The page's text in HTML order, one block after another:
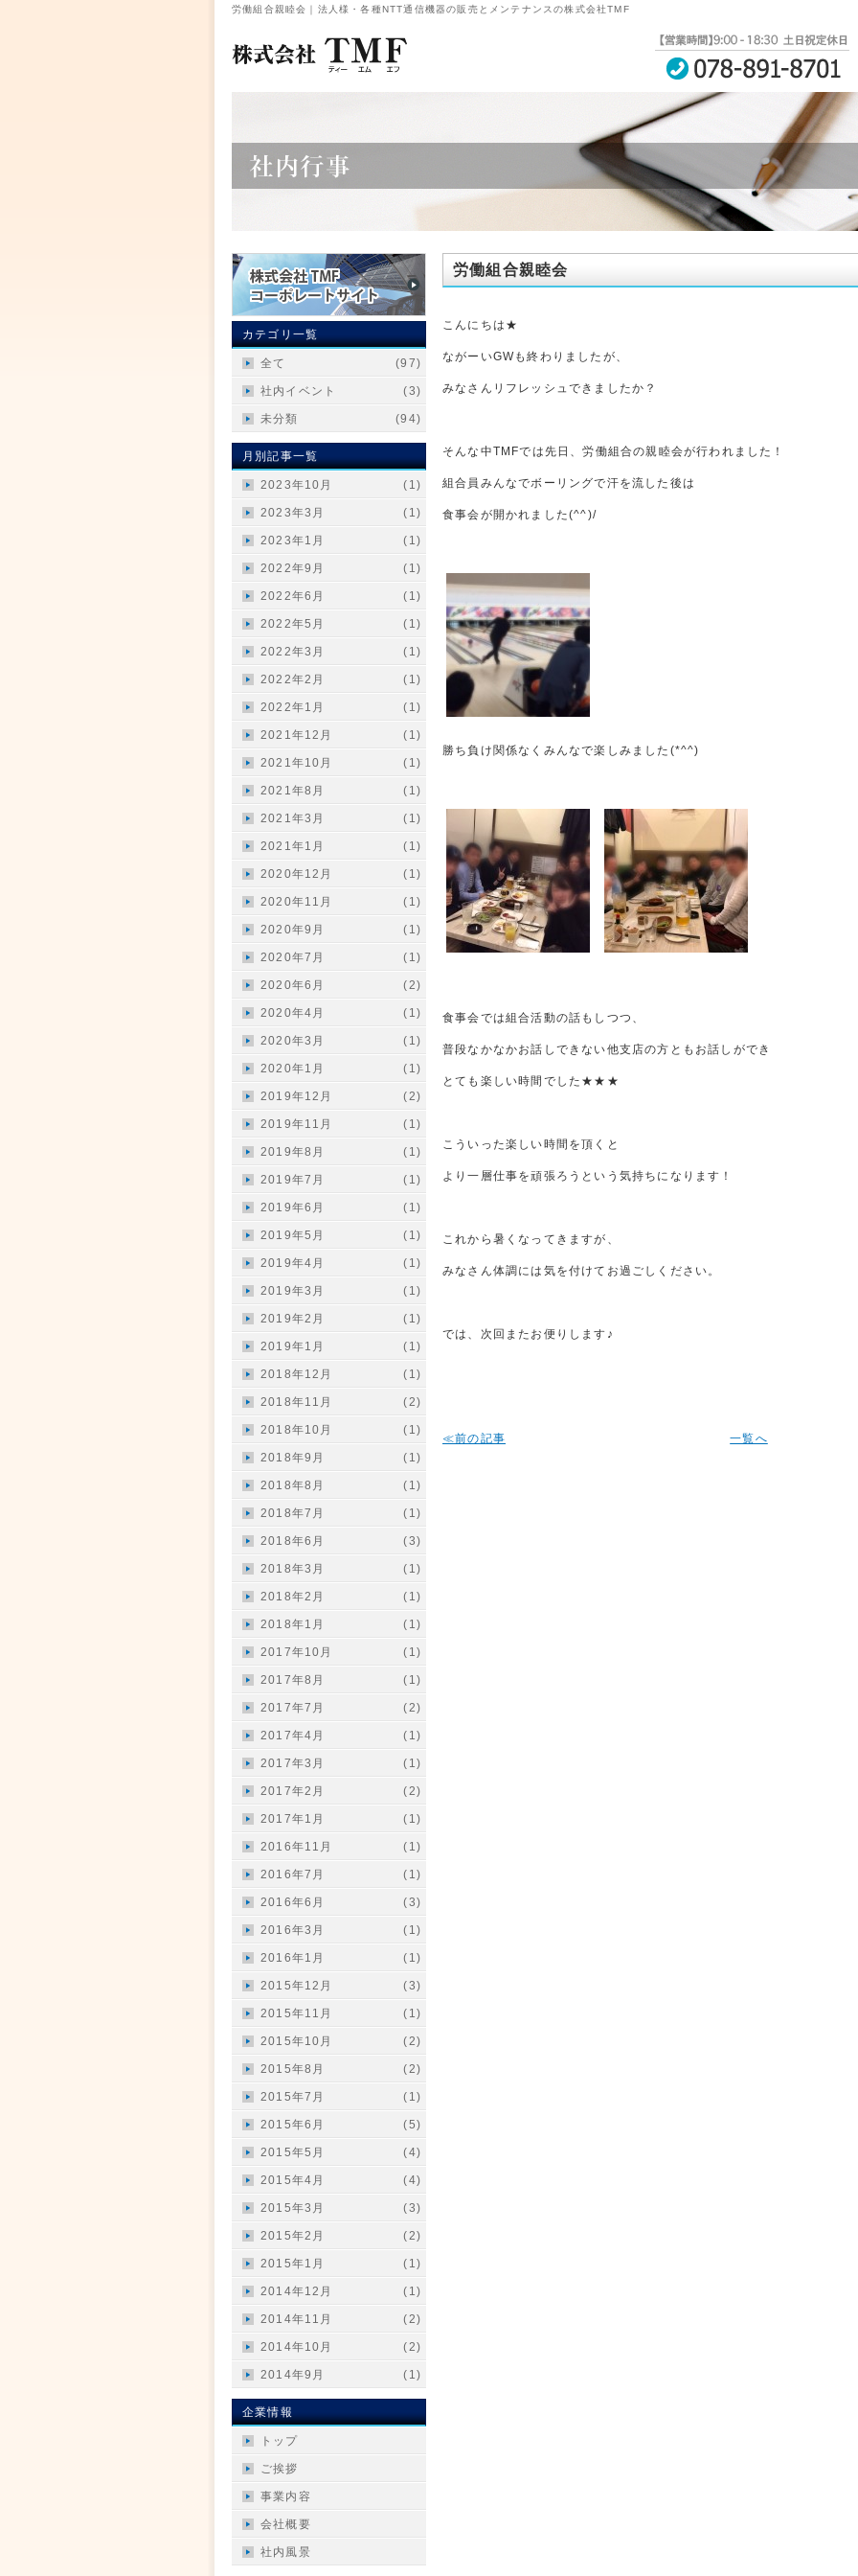
労働組合親睦会｜法人様・各種NTT通信機器の販売とメンテナンスの株式会社TMF
労働組合親睦会
こんにちは★
ながーいGWも終わりましたが、
みなさんリフレッシュできましたか？
そんな中TMFでは先日、労働組合の親睦会が行われました！
組合員みんなでボーリングで汗を流した後は
食事会が開かれました(^^)/
勝ち負け関係なくみんなで楽しみました(*^^)
食事会では組合活動の話もしつつ、
普段なかなかお話しできない他支店の方ともお話しができ
とても楽しい時間でした★★★
こういった楽しい時間を頂くと
より一層仕事を頑張ろうという気持ちになります！
これから暑くなってきますが、
みなさん体調には気を付けてお過ごしください。
では、次回またお便りします♪
≪前の記事 一覧へ
カテゴリ一覧
全て (97)
社内イベント (3)
未分類 (94)
月別記事一覧
2023年10月 (1)
2023年3月 (1)
2023年1月 (1)
2022年9月 (1)
2022年6月 (1)
2022年5月 (1)
2022年3月 (1)
2022年2月 (1)
2022年1月 (1)
2021年12月 (1)
2021年10月 (1)
2021年8月 (1)
2021年3月 (1)
2021年1月 (1)
2020年12月 (1)
2020年11月 (1)
2020年9月 (1)
2020年7月 (1)
2020年6月 (2)
2020年4月 (1)
2020年3月 (1)
2020年1月 (1)
2019年12月 (2)
2019年11月 (1)
2019年8月 (1)
2019年7月 (1)
2019年6月 (1)
2019年5月 (1)
2019年4月 (1)
2019年3月 (1)
2019年2月 (1)
2019年1月 (1)
2018年12月 (1)
2018年11月 (2)
2018年10月 (1)
2018年9月 (1)
2018年8月 (1)
2018年7月 (1)
2018年6月 (3)
2018年3月 (1)
2018年2月 (1)
2018年1月 (1)
2017年10月 (1)
2017年8月 (1)
2017年7月 (2)
2017年4月 (1)
2017年3月 (1)
2017年2月 (2)
2017年1月 (1)
2016年11月 (1)
2016年7月 (1)
2016年6月 (3)
2016年3月 (1)
2016年1月 (1)
2015年12月 (3)
2015年11月 (1)
2015年10月 (2)
2015年8月 (2)
2015年7月 (1)
2015年6月 (5)
2015年5月 (4)
2015年4月 (4)
2015年3月 (3)
2015年2月 (2)
2015年1月 (1)
2014年12月 (1)
2014年11月 (2)
2014年10月 (2)
2014年9月 (1)
企業情報
トップ
ご挨拶
事業内容
会社概要
社内風景